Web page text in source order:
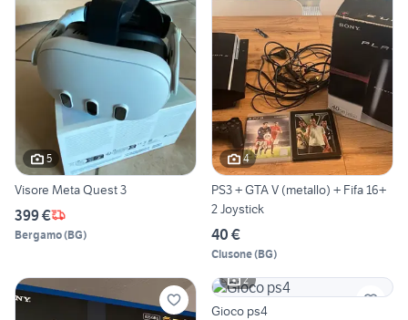
5
Visore Meta Quest 3
399 €
Bergamo(BG)
4
PS3 + GTA V (metallo) + Fifa 16+
2 Joystick
40 €
Clusone(BG)
2
Gioco ps4